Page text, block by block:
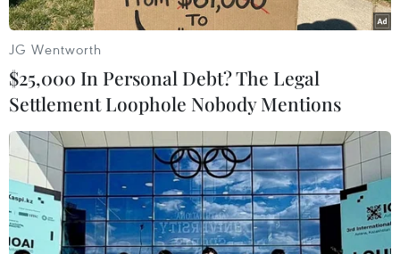
Yemen: Liên hợp quốc giám sát thỏa
thuận ngừng bắn tại Hodeidah
18/12/2018 13:56
Trong 24 giờ tới, Ủy ban phối hợp tái bố trí (RCC) chịu
JG Wentworth
$25,000 In Personal Debt? The Legal
Settlement Loophole Nobody Mentions